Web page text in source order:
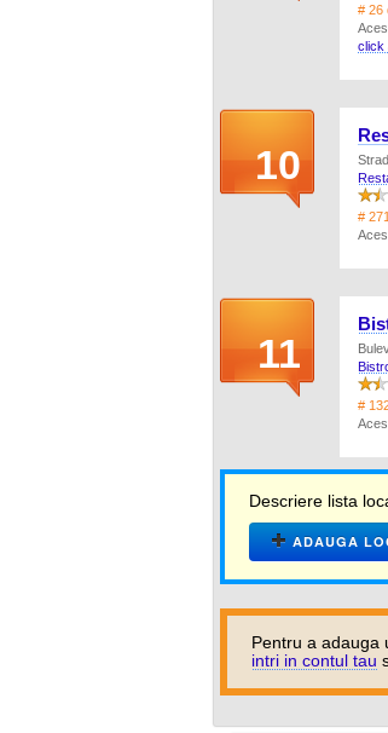
# 26
click
10
#
11
#
Descriere lista
ADAUGA
Pentru a adauga
intri in contul tau